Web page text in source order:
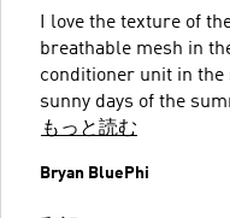
I love the texture of
breathable mesh in
conditioner unit in the
sunny days of the
もっと読む
Bryan BluePhi